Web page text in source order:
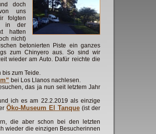
doch
uns
folgten
in der
hatten
nicht)
betonierten Piste ein ganzes
zum Chinyero aus. So sind wir
wieder am Auto. Dafür reichte die
zum Teide.
bei Los Llanos nachlesen.
das ja nun seit letztem Jahr
ich es am 22.2.2019 als einzige
Öko-Museum El Tanque (ist der
die aber schon bei den letzten
wieder die einzigen Besucherinnen